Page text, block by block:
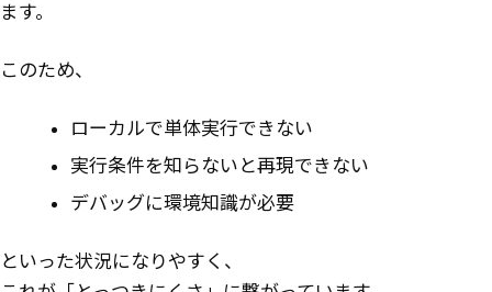
ます。
このため、
ローカルで単体実行できない
実行条件を知らないと再現できない
デバッグに環境知識が必要
といった状況になりやすく、